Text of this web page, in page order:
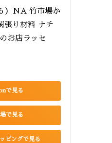
）NA 竹市場か
張り材料 ナチ
お店ラッセ
で見る
で見る
ピングで見る